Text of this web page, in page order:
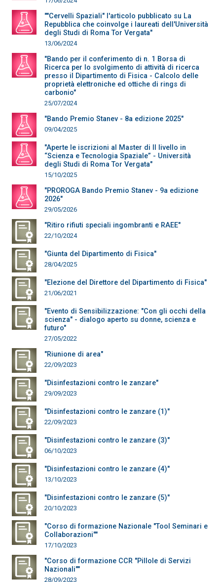
""Cervelli Spaziali" l'articolo pubblicato su La
Repubblica che coinvolge i laureati dell'Università
degli Studi di Roma Tor Vergata"
13/06/2024
"Bando per il conferimento di n. 1 Borsa di
Ricerca per lo svolgimento di attività di ricerca
presso il Dipartimento di Fisica - Calcolo delle
proprietà elettroniche ed ottiche di rings di
carbonio"
25/07/2024
"Bando Premio Stanev - 8a edizione 2025"
09/04/2025
"Aperte le iscrizioni al Master di II livello in
“Scienza e Tecnologia Spaziale” - Università
degli Studi di Roma Tor Vergata"
15/10/2025
"PROROGA Bando Premio Stanev - 9a edizione
2026"
29/05/2026
"Ritiro rifiuti speciali ingombranti e RAEE"
22/10/2024
"Giunta del Dipartimento di Fisica"
28/04/2025
"Elezione del Direttore del Dipartimento di Fisica"
21/06/2021
"Evento di Sensibilizzazione: "Con gli occhi della
scienza" - dialogo aperto su donne, scienza e
futuro"
27/05/2022
"Riunione di area"
22/09/2023
"Disinfestazioni contro le zanzare"
29/09/2023
"Disinfestazioni contro le zanzare (1)"
22/09/2023
"Disinfestazioni contro le zanzare (3)"
06/10/2023
"Disinfestazioni contro le zanzare (4)"
13/10/2023
"Disinfestazioni contro le zanzare (5)"
20/10/2023
"Corso di formazione Nazionale "Tool Seminari e
Collaborazioni""
17/10/2023
"Corso di formazione CCR "Pillole di Servizi
Nazionali""
28/09/2023